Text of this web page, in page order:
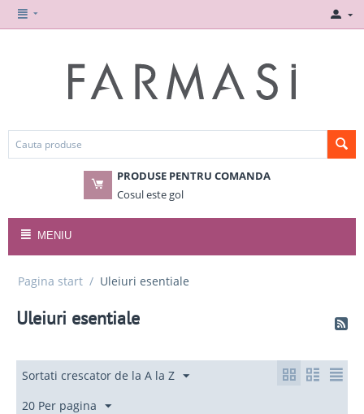
PRODUSE PENTRU COMANDA
Cosul este gol
MENIU
Pagina start / Uleiuri esentiale
Uleiuri esentiale
Sortati crescator de la A la Z
20 Per pagina